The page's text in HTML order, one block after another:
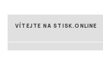
VÍTEJTE NA STISK.ONLINE